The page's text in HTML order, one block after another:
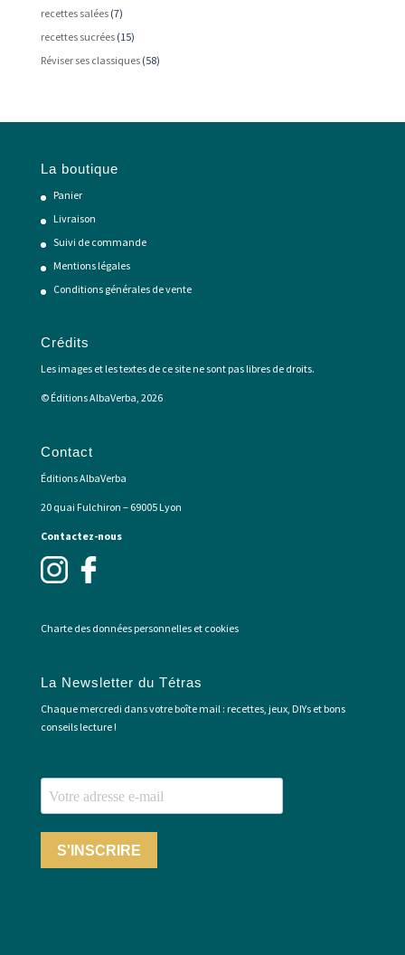
recettes salées(7)
recettes sucrées(15)
Réviser ses classiques(58)
La boutique
Panier
Livraison
Suivi de commande
Mentions légales
Conditions générales de vente
Crédits
Les images et les textes de ce site ne sont pas libres de droits.
© Éditions AlbaVerba, 2026
Contact
Éditions AlbaVerba
20 quai Fulchiron – 69005 Lyon
Contactez-nous
Charte des données personnelles et cookies
La Newsletter du Tétras
Chaque mercredi dans votre boîte mail : recettes, jeux, DIYs et bons
conseils lecture !
S'INSCRIRE